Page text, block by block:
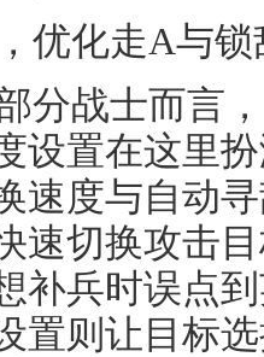
优化走A与
分战士而言
设置在这里
速度与自动
速切换攻击
补兵时误点
置则让目标